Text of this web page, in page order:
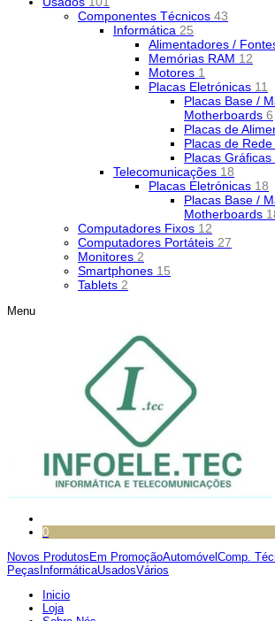
Componentes Técnicos 43
Informática 25
Alimentadores /
Memórias RAM 12
Motores 1
Placas Eletrónicas 11
Placas Base /
Motherboards 6
Placas de
Placas de Rede
Placas Gráficas
Telecomunicações 18
Placas Eletrónicas 18
Placas Base /
Motherboards
Computadores Fixos 12
Computadores Portáteis 27
Monitores 2
Smartphones 15
Tablets 2
Menu
0
Novos Produtos Em PromoçãoAutomóvel Comp.
Peças InformáticaUsadosVários
Inicio
Loja